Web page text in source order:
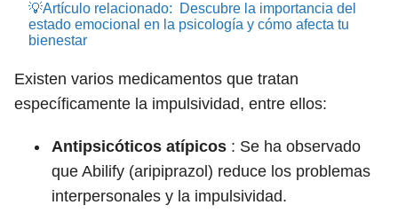
💡Artículo relacionado:
Descubre la importancia del
estado emocional en la psicología y cómo afecta tu
bienestar
Existen varios medicamentos que tratan
específicamente la impulsividad, entre ellos:
Antipsicóticos atípicos : Se ha observado
que Abilify (aripiprazol) reduce los problemas
interpersonales y la impulsividad.